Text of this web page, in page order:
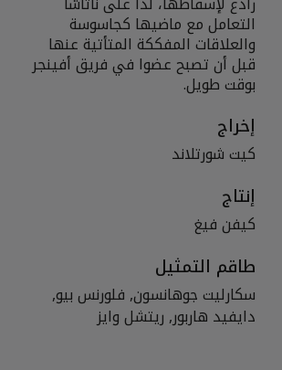
التعامل مع ماضيها كجاسوسة
والعلاقات المفككة المتأتية عنها
قبل أن تصبح عضوا في فريق أفينجر
بوقت طويل.
إخراج
كيت شورتلاند
إنتاج
كيفن فيغ
طاقم التمثيل
سكارليت جوهانسون, فلورنس بيو,
دايفيد هاربور, ريتشل وايز